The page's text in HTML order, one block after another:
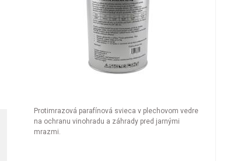
Protimrazová parafínová svieca v plechovom vedre
na ochranu vinohradu a záhrady pred jarnými
mrazmi.